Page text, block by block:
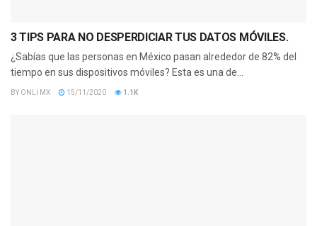
3 TIPS PARA NO DESPERDICIAR TUS DATOS MÓVILES.
¿Sabías que las personas en México pasan alrededor de 82% del
tiempo en sus dispositivos móviles? Esta es una de...
BY ONLI MX 15/11/2020 1.1K